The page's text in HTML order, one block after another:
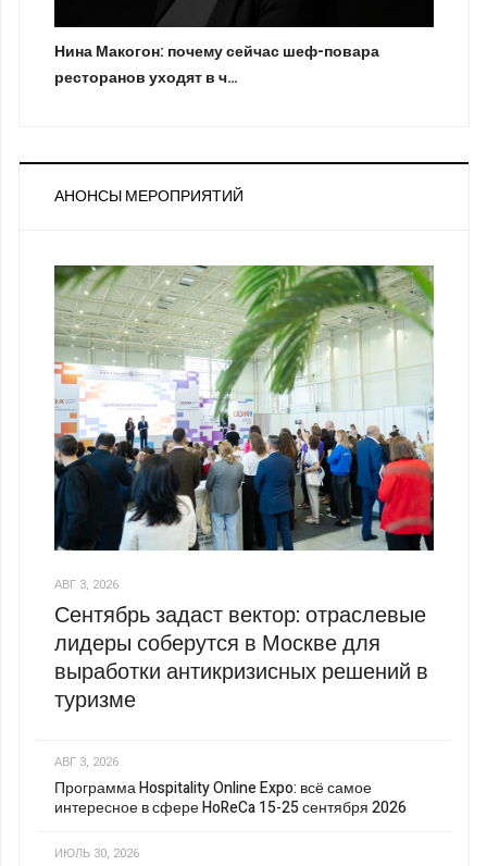
Нина Макогон: почему сейчас шеф-повара
ресторанов уходят в ч…
АНОНСЫ МЕРОПРИЯТИЙ
АВГ 3, 2026
Сентябрь задаст вектор: отраслевые
лидеры соберутся в Москве для
выработки антикризисных решений в
туризме
АВГ 3, 2026
Программа Hospitality Online Expo: всё самое
интересное в сфере HoReCa 15-25 сентября 2026
ИЮЛЬ 30, 2026